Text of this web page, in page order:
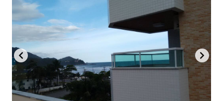
shortcuts
for
changing
dates.
shortcuts
changing
dates.